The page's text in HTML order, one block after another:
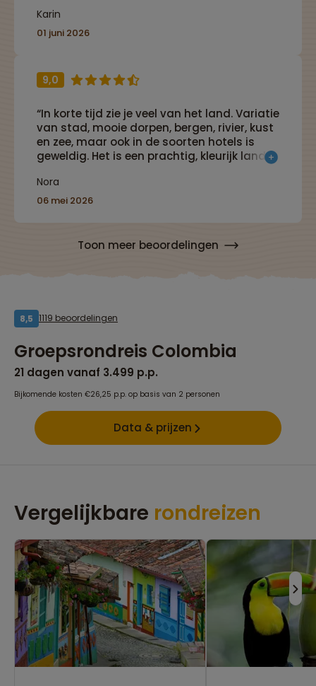
Karin
01 juni 2026
9,0
“In korte tijd zie je veel van het land. Variatie
van stad, mooie dorpen, bergen, rivier, kust
en zee, maar ook in de soorten hotels is
geweldig. Het is een prachtig, kleurijk land,
vriendelijk.”
Nora
06 mei 2026
Toon meer beoordelingen
8,5 1119 beoordelingen
Groepsrondreis Colombia
21 dagen vanaf 3.499 p.p.
Bijkomende kosten €26,25 p.p. op basis van 2 personen
Data & prijzen
Vergelijkbare rondreizen